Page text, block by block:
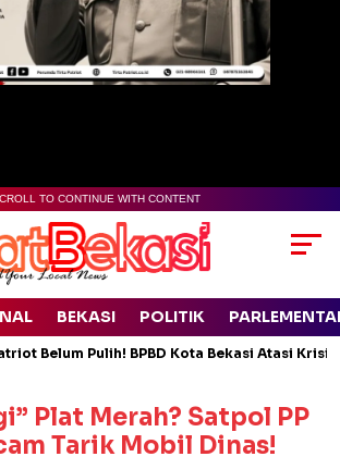
TO CONTINUE WITH CONTENT
BEKASI POLITIK
Belum Pulih! BPBD Kota Bekasi Atasi
Plat Merah? Satpol PP
Tarik Mobil Dinas!